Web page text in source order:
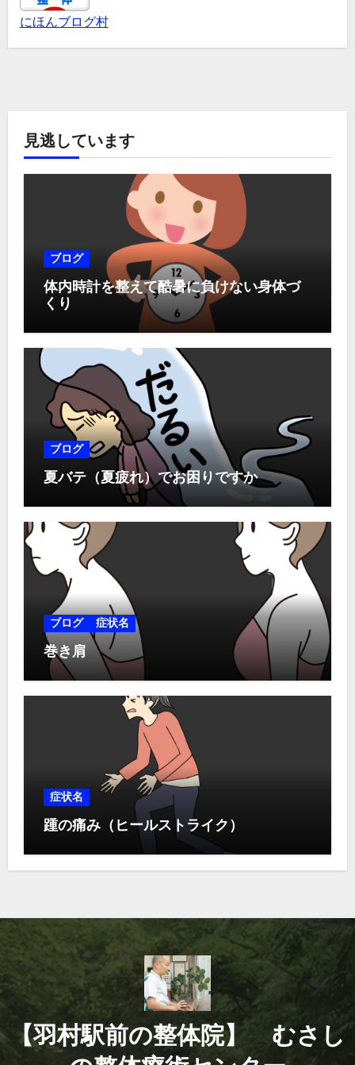
にほんブログ村
見逃しています
ブログ
体内時計を整えて酷暑に負けない身体づ
くり
ブログ
夏バテ（夏疲れ）でお困りですか
ブログ 症状名
巻き肩
症状名
踵の痛み（ヒールストライク）
【羽村駅前の整体院】 むさし